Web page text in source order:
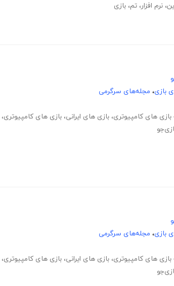
، نرم افزار، تم، بازی
بازی، مجله‌های سرگرمی
های کامپیوتری، بازی های ایرانی، بازی های کامپیوتری،
بازی، مجله‌های سرگرمی
های کامپیوتری، بازی های ایرانی، بازی های کامپیوتری،